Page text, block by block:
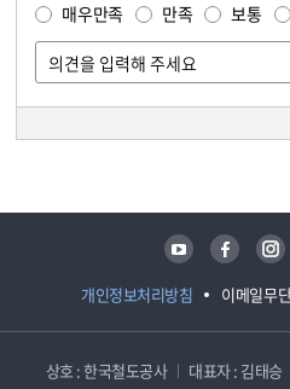
매우만족 만족 보통
개인정보처리방침 이메일무
유튜브 페이스북 인스타그램
상호 : 한국철도공사 대표자 : 김태승